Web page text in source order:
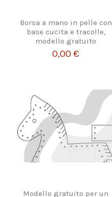
Borsa a mano in pelle con
base cucita e tracolle,
modello gratuito
0,00 €
Modello gratuito per un